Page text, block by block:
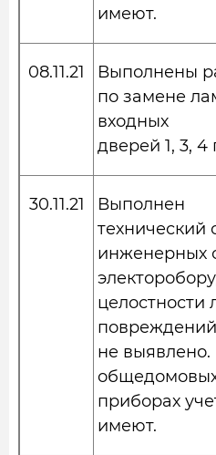
имеют.
08.11.21
Выполнены
по замене
входных
дверей 1, 3, 4
30.11.21
Выполнен
технический
инженерных
повреждений
не
приборах
имеют.